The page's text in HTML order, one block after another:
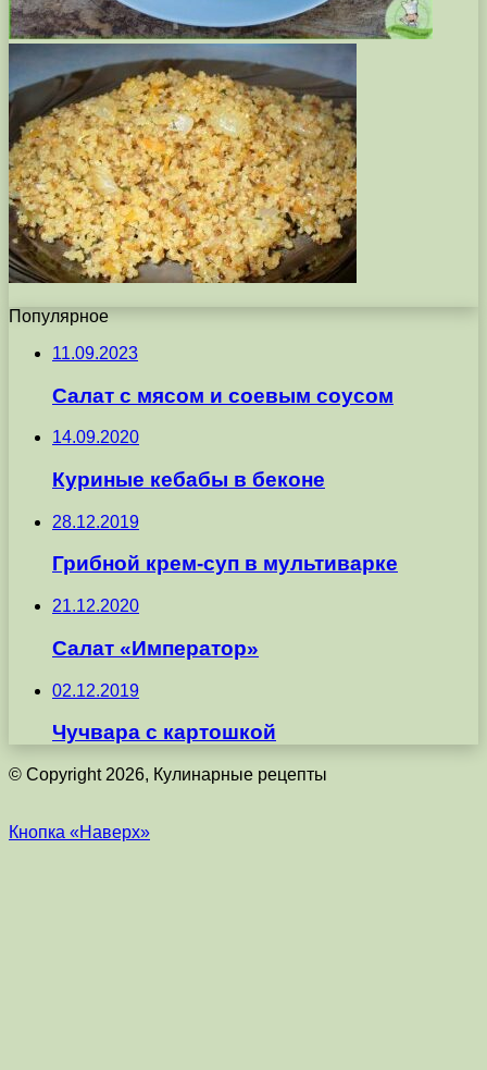
Популярное
11.09.2023
Салат с мясом и соевым соусом
14.09.2020
Куриные кебабы в беконе
28.12.2019
Грибной крем-суп в мультиварке
21.12.2020
Салат «Император»
02.12.2019
Чучвара с картошкой
© Copyright 2026, Кулинарные рецепты
Кнопка «Наверх»